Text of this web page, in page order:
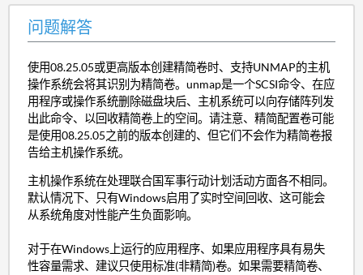
问题解答
使用08.25.05或更高版本创建精简卷时、支持UNMAP的主机
操作系统会将其识别为精简卷。unmap是一个SCSI命令、在应
用程序或操作系统删除磁盘块后、主机系统可以向存储阵列发
出此命令、以回收精简卷上的空间。请注意、精简配置卷可能
是使用08.25.05之前的版本创建的、但它们不会作为精简卷报
告给主机操作系统。
主机操作系统在处理联合国军事行动计划活动方面各不相同。
默认情况下、只有Windows启用了实时空间回收、这可能会
从系统角度对性能产生负面影响。
对于在Windows上运行的应用程序、如果应用程序具有易失
性容量需求、建议只使用标准(非精简)卷。如果需要精简卷、